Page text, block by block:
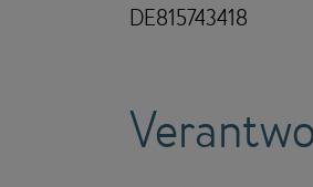
DE815743418